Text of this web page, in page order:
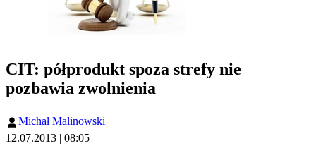
CIT: półprodukt spoza strefy nie
pozbawia zwolnienia
Michał Malinowski
12.07.2013 | 08:05